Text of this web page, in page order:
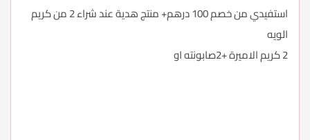
استفيدي من خصم 100 درهم+ منتج هدية عند شراء 2 من كريم
الويه
2 كريم الاميرة +2صابونته او